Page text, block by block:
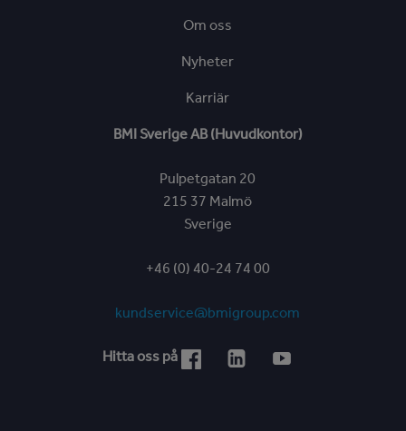
Om oss
Nyheter
Karriär
BMI Sverige AB (Huvudkontor)
Pulpetgatan 20
215 37 Malmö
Sverige
+46 (0) 40-24 74 00
kundservice@bmigroup.com
Hitta oss på